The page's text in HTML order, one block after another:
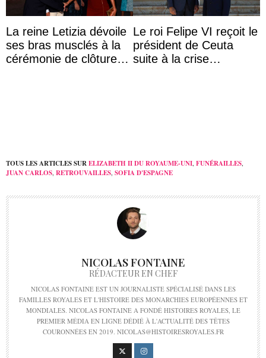
La reine Letizia dévoile
ses bras musclés à la
cérémonie de clôture
Le roi Felipe VI reçoit le
président de Ceuta
suite à la crise
TOUS LES ARTICLES SURELIZABETH II DU ROYAUME-UNI, FUNÉRAILLES,
JUAN CARLOS, RETROUVAILLES, SOFIA D'ESPAGNE
NICOLAS FONTAINE
RÉDACTEUR EN CHEF
NICOLAS FONTAINE EST UN JOURNALISTE SPÉCIALISÉ DANS LES
FAMILLES ROYALES ET L'HISTOIRE DES MONARCHIES EUROPÉENNES ET
MONDIALES. NICOLAS FONTAINE A FONDÉ HISTOIRES ROYALES, LE
PREMIER MÉDIA EN LIGNE DÉDIÉ À L'ACTUALITÉ DES TÊTES
COURONNÉES EN 2019. NICOLAS@HISTOIRESROYALES.FR